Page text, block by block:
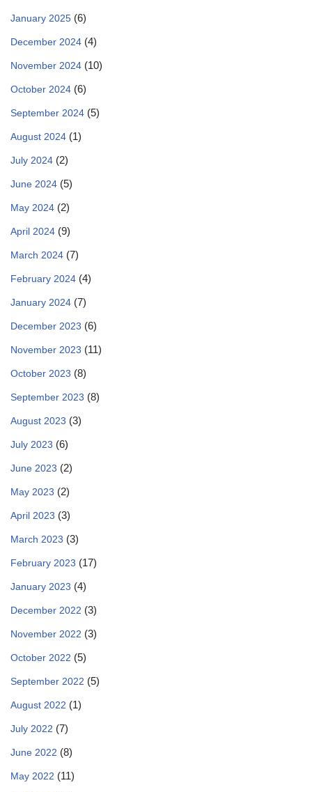
January 2025 (6)
December 2024 (4)
November 2024 (10)
October 2024 (6)
September 2024 (5)
August 2024 (1)
July 2024 (2)
June 2024 (5)
May 2024 (2)
April 2024 (9)
March 2024 (7)
February 2024 (4)
January 2024 (7)
December 2023 (6)
November 2023 (11)
October 2023 (8)
September 2023 (8)
August 2023 (3)
July 2023 (6)
June 2023 (2)
May 2023 (2)
April 2023 (3)
March 2023 (3)
February 2023 (17)
January 2023 (4)
December 2022 (3)
November 2022 (3)
October 2022 (5)
September 2022 (5)
August 2022 (1)
July 2022 (7)
June 2022 (8)
May 2022 (11)